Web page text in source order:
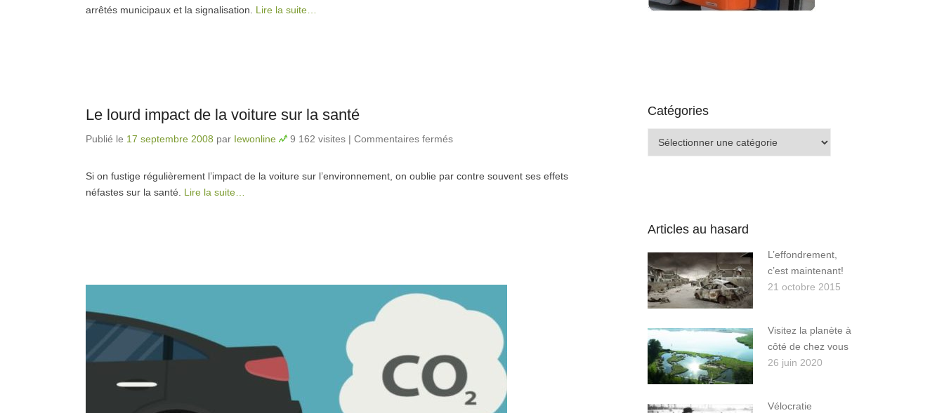
arrêtés municipaux et la signalisation. Lire la suite…
Le lourd impact de la voiture sur la santé
Publié le 17 septembre 2008 par Iewonline 9 162 visites | Commentaires fermés
Si on fustige régulièrement l’impact de la voiture sur l’environnement, on oublie par contre souvent ses effets
néfastes sur la santé. Lire la suite…
Catégories
Articles au hasard
L’effondrement,
c’est maintenant!
21 octobre 2015
Visitez la planète à
côté de chez vous
26 juin 2020
Vélocratie